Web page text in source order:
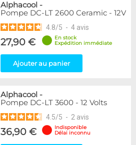
Alphacool -
Pompe DC-LT 2600 Ceramic - 12V
4.8/5 - 4 avis
27,90 €
En stock
Expédition immédiate
Ajouter au panier
Alphacool -
Pompe DC-LT 3600 - 12 Volts
4.5/5 - 2 avis
36,90 €
Indisponible
Délai inconnu